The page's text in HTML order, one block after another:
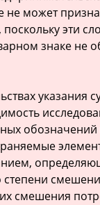
не может
эти
знаке не
указания
степени
смешения